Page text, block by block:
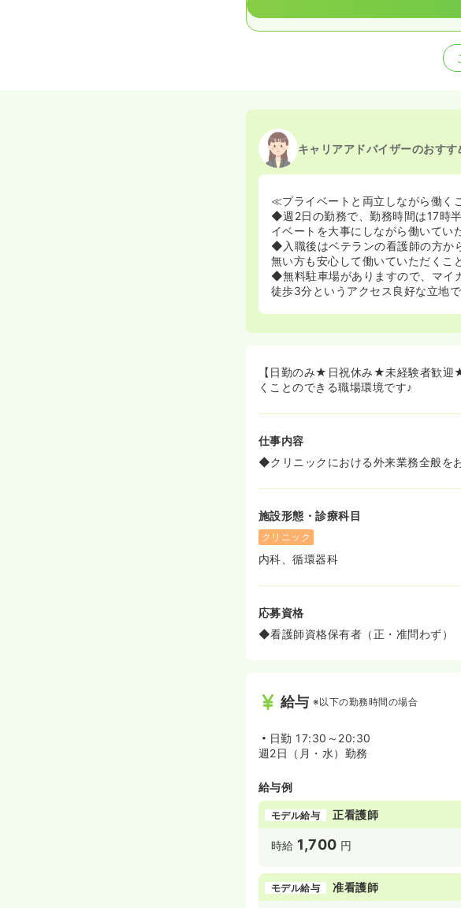
キャリアアドバイザーのおすす
≪プライベートと両立しながら働く
◆週2日の勤務で、勤務時間は17時
イベートを大事にしながら働いてい
◆入職後はベテランの看護師の方か
無い方も安心して働いていただくこ
◆無料駐車場がありますので、マイ
徒歩3分というアクセス良好な立地
【日勤のみ★日祝休み★未経験者歓迎
くことのできる職場環境です♪
仕事内容
◆クリニックにおける外来業務全般を
施設形態・診療科目
クリニック
内科、循環器科
応募資格
◆看護師資格保有者（正・准問わず）
給与 ※以下の勤務時間の場合
日勤 17:30～20:30
週2日（月・水）勤務
給与例
モデル給与 正看護師
時給 1,700 円
モデル給与 准看護師